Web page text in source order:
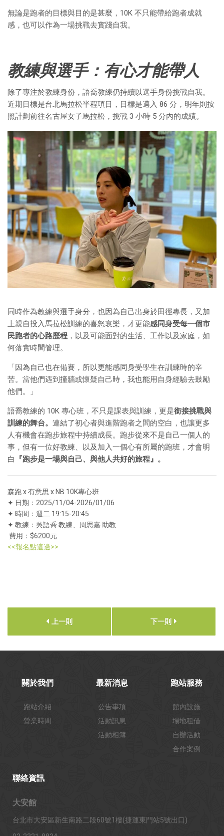
無論是跑者的目標與目的是甚麼，10K 不只能帶給跑者成就
感，也可以作為一場挑戰去實踐自我。
教練與選手：有心才能帶人
除了專注於教練身份，語喬教練仍持續以選手身份挑戰自我。
近期目標是台北馬拉松半程項目，目標是邁入 86 分，明年則按
照計劃前往名古屋女子馬拉松，挑戰 3 小時 5 分內的成績。
同時作為教練與選手身分，也因為自己出身於田徑專長，又加
上親自投入馬拉松訓練的喜怒哀樂，才更能感同身受每一個市
民跑者的心路歷程 ，以及可能面對的生活、工作以及家庭，如
何落實時間管理。
「因為自己也在備賽，所以更能感同身受學生在訓練時的辛
苦。當他們遇到撞牆或懷疑自己時，我也能用自身經驗去鼓勵
他們。」
語喬教練的 10K 專心班，不只是課表與訓練，更是銜接挑戰與
訓練的舞台。 連結了初心者與進階跑者之間的空白，也讓更多
人有機會在跑步旅程中持續成長。跑步從來不是自己一個人的
事，但有一位好教練、以及加入一個心有所屬的跑班，才會明
白
『跑步是一場與自己、與他人共好的旅程』。
森跑 x 有意思 x NB 10K專心班
✦ 日期：2025/11/04-2026/01/06
✦ 時間：週二 19:15-20:45
✦ 教練：吳語喬 教練、周思嘉 助教
費用：$6200元
<<報名點這邊>>
上一則 下一則
關於我們
跑站介紹
營業時間
最新消息
公告事項
活動訊息
活動相簿
跑站服務
館內設施
場地租借
自辦活動
合作案例
聯絡資訊
大安館
台北市大安區新生南路二段60號1樓(捷運東門站5號出口)